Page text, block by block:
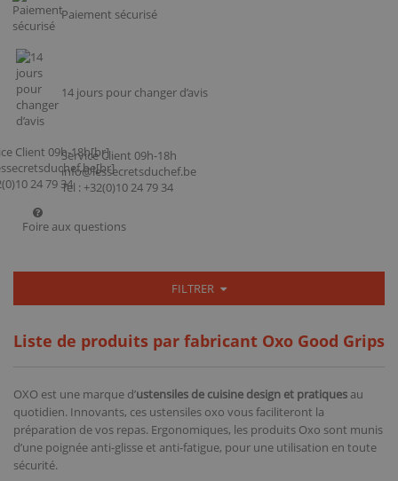
Paiement sécurisé
14 jours pour changer d’avis
Service Client 09h-18h
info@lessecretsduchef.be
Tel : +32(0)10 24 79 34
Foire aux questions
FILTRER
Liste de produits par fabricant Oxo Good Grips
OXO est une marque d’ustensiles de cuisine design et pratiques au
quotidien. Innovants, ces ustensiles oxo vous faciliteront la
préparation de vos repas. Ergonomiques, les produits Oxo sont munis
d’une poignée anti-glisse et anti-fatigue, pour une utilisation en toute
sécurité.